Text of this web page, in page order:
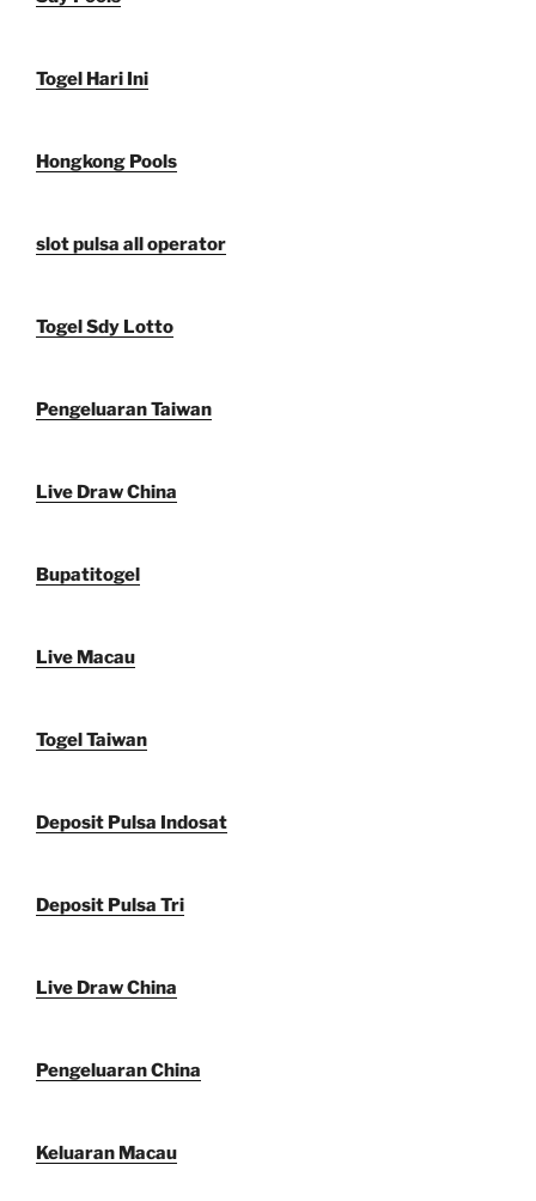
Togel Hari Ini
Hongkong Pools
slot pulsa all operator
Togel Sdy Lotto
Pengeluaran Taiwan
Live Draw China
Bupatitogel
Live Macau
Togel Taiwan
Deposit Pulsa Indosat
Deposit Pulsa Tri
Live Draw China
Pengeluaran China
Keluaran Macau